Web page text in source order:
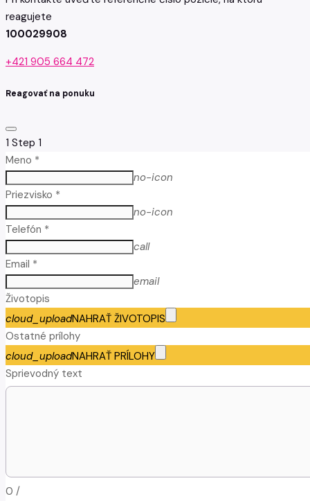
reagujete
100029908
+421 905 664 472
Reagovať na ponuku
1 Step 1
Meno *
no-icon
Priezvisko *
no-icon
Telefón *
call
Email *
email
Životopis
cloud_uploadNAHRAŤ ŽIVOTOPIS
Ostatné prílohy
cloud_uploadNAHRAŤ PRÍLOHY
Sprievodný text
0 /